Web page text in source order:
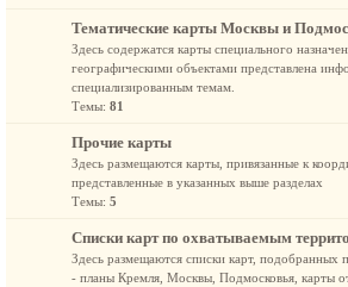
Тематические карты Москвы и
Здесь содержатся карты специального
географическими объектами представлена
специализированным темам.
Темы: 81
Прочие карты
Здесь размещаются карты, привязанные к
представленные в указанных выше разделах
Темы: 5
Списки карт по охватываемым
Здесь размещаются списки карт, подобранных
- планы Кремля, Москвы, Подмосковья, карты